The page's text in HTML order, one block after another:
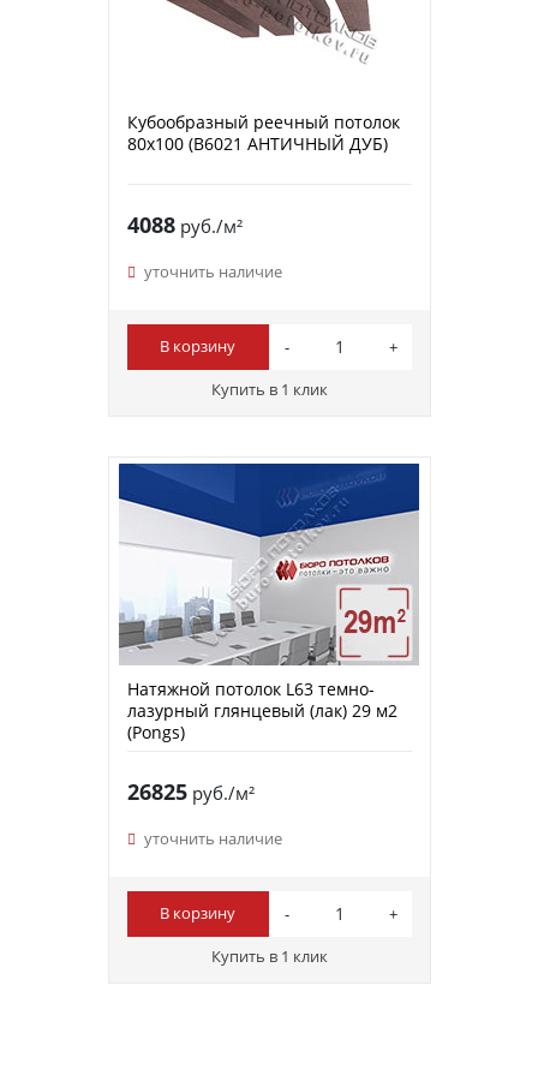
Кубообразный реечный потолок
80х100 (B6021 АНТИЧНЫЙ ДУБ)
4088руб./м²
уточнить наличие
В корзину
Купить в 1 клик
Натяжной потолок L63 темно-
лазурный глянцевый (лак) 29 м2
(Pongs)
26825руб./м²
уточнить наличие
В корзину
Купить в 1 клик